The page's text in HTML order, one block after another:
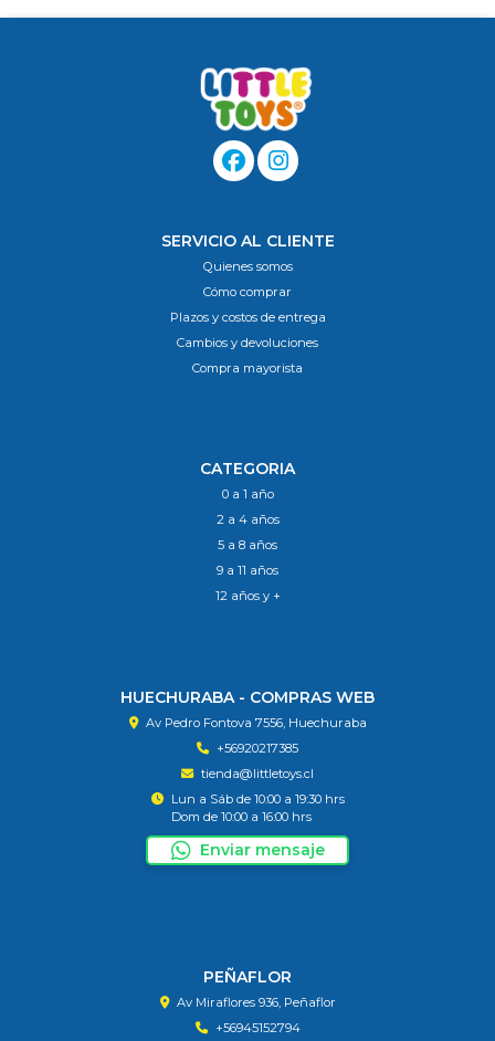
SERVICIO AL CLIENTE
Quienes somos
Cómo comprar
Plazos y costos de entrega
Cambios y devoluciones
Compra mayorista
CATEGORIA
0 a 1 año
2 a 4 años
5 a 8 años
9 a 11 años
12 años y +
HUECHURABA - COMPRAS WEB
Av Pedro Fontova 7556, Huechuraba
+56920217385
tienda@littletoys.cl
Lun a Sáb de 10:00 a 19:30 hrs
Dom de 10:00 a 16:00 hrs
Enviar mensaje
PEÑAFLOR
Av Miraflores 936, Peñaflor
+56945152794